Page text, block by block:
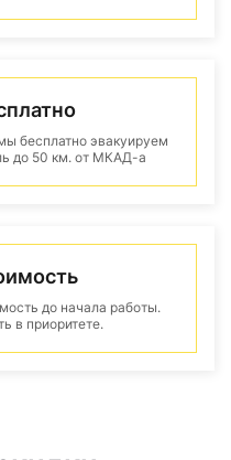
бесплатно эвакуируем
до 50 км. от МКАД-а
до начала работы.
в приоритете.